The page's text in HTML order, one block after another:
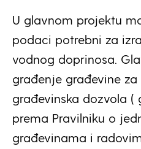
U glavnom projektu
podaci potrebni za
vodnog doprinosa.
građenje građevine
građevinska dozvola (
prema Pravilniku o
građevinama i